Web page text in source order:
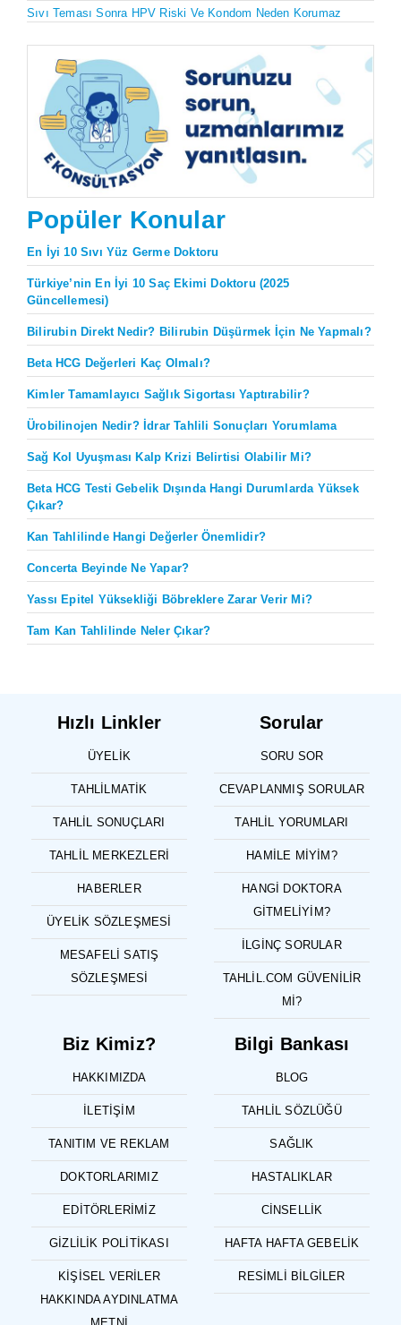
Sıvı Teması Sonra HPV Riski Ve Kondom Neden Korumaz
Popüler Konular
En İyi 10 Sıvı Yüz Germe Doktoru
Türkiye’nin En İyi 10 Saç Ekimi Doktoru (2025
Güncellemesi)
Bilirubin Direkt Nedir? Bilirubin Düşürmek İçin Ne Yapmalı?
Beta HCG Değerleri Kaç Olmalı?
Kimler Tamamlayıcı Sağlık Sigortası Yaptırabilir?
Ürobilinojen Nedir? İdrar Tahlili Sonuçları Yorumlama
Sağ Kol Uyuşması Kalp Krizi Belirtisi Olabilir Mi?
Beta HCG Testi Gebelik Dışında Hangi Durumlarda Yüksek
Çıkar?
Kan Tahlilinde Hangi Değerler Önemlidir?
Concerta Beyinde Ne Yapar?
Yassı Epitel Yüksekliği Böbreklere Zarar Verir Mi?
Tam Kan Tahlilinde Neler Çıkar?
Hızlı Linkler
ÜYELIK
TAHLILMATIK
TAHLIL SONUÇLARI
TAHLIL MERKEZLERI
HABERLER
ÜYELIK SÖZLEŞMESI
MESAFELI SATIŞ
SÖZLEŞMESI
Sorular
SORU SOR
CEVAPLANMIŞ SORULAR
TAHLIL YORUMLARI
HAMILE MIYIM?
HANGI DOKTORA
GITMELIYIM?
İLGINÇ SORULAR
TAHLIL.COM GÜVENILIR
MI?
Biz Kimiz?
HAKKIMIZDA
İLETIŞIM
TANITIM VE REKLAM
DOKTORLARIMIZ
EDITÖRLERIMIZ
GIZLILIK POLITIKASI
KIŞISEL VERILER
HAKKINDA AYDINLATMA
Bilgi Bankası
BLOG
TAHLIL SÖZLÜĞÜ
SAĞLIK
HASTALIKLAR
CINSELLIK
HAFTA HAFTA GEBELIK
RESIMLI BILGILER